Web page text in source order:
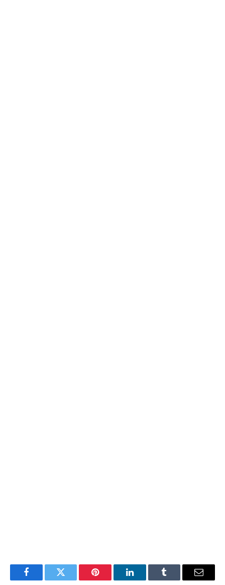
FacebookTwitter Pinterest LinkedInTumblr Email